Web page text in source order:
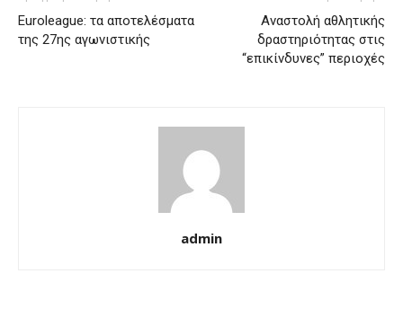
Euroleague: τα αποτελέσματα
της 27ης αγωνιστικής
Αναστολή αθλητικής
δραστηριότητας στις
“επικίνδυνες” περιοχές
admin